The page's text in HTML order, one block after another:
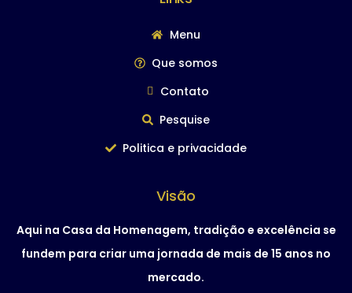
Menu
Que somos
Contato
Pesquise
Politica e privacidade
Visão
Aqui na Casa da Homenagem, tradição e excelência se
fundem para criar uma jornada de mais de 15 anos no
mercado.